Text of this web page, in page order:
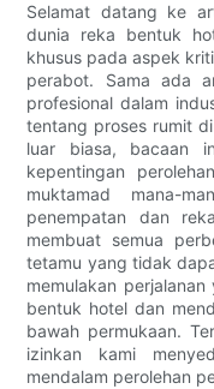
Selamat datang ke
dunia reka bentuk
khusus pada aspek
perabot. Sama ada
profesional dalam
tentang proses rumit
luar biasa, bacaan
kepentingan
muktamad mana-
penempatan dan
membuat semua
tetamu yang tidak
memulakan
bentuk hotel dan
bawah permukaan.
izinkan kami
mendalam perolehan